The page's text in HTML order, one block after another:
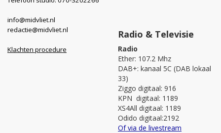
info@midvliet.nl
redactie@midvliet.nl
Klachten procedure
Radio & Televisie
Radio
Ether: 107.2 Mhz
DAB+: kanaal 5C (DAB lokaal
33)
Ziggo digitaal: 916
KPN digitaal: 1189
XS4All digitaal: 1189
Odido digitaal:2192
Of via de livestream